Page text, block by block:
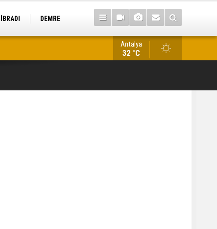
İBRADI
DEMRE
Antalya’da kaçakçılık operasyonu: 22 tarihi eser ele geçirildi
Antalya
32 °C